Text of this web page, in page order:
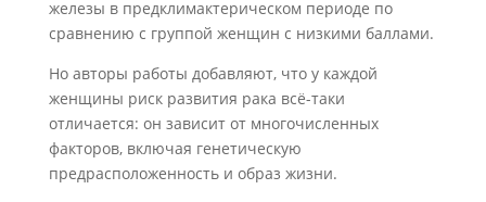
железы в предклимактерическом периоде по
сравнению с группой женщин с низкими баллами.
Но авторы работы добавляют, что у каждой
женщины риск развития рака всё-таки
отличается: он зависит от многочисленных
факторов, включая генетическую
предрасположенность и образ жизни.